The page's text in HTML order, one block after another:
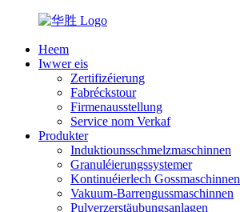
Heem
Iwwer eis
Zertifizéierung
Fabréckstour
Firmenausstellung
Service nom Verkaf
Produkter
Induktiounsschmelzmaschinnen
Granuléierungssystemer
Kontinuéierlech Gossmaschinnen
Vakuum-Barrengussmaschinnen
Pulverzerstäubungsanlagen